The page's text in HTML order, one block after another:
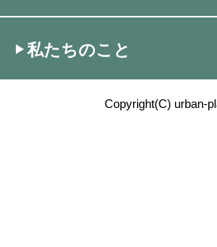
私たちのこと
Copyright(C) urban-